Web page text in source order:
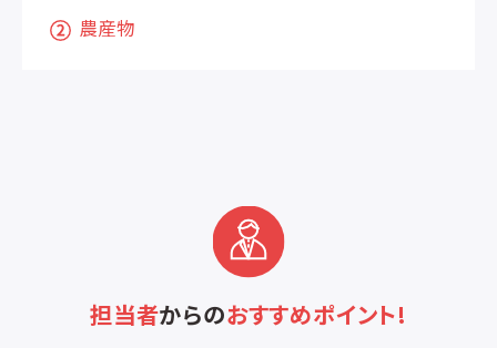
農産物
担当者からのおすすめポイント!